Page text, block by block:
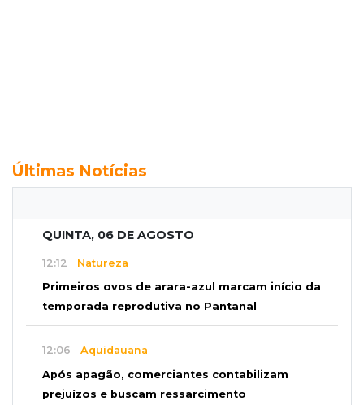
Últimas Notícias
QUINTA, 06 DE AGOSTO
12:12 Natureza
Primeiros ovos de arara-azul marcam início da
temporada reprodutiva no Pantanal
12:06 Aquidauana
Após apagão, comerciantes contabilizam
prejuízos e buscam ressarcimento